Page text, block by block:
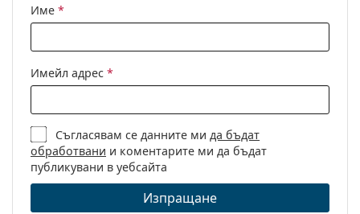
Име *
Имейл адрес *
Съгласявам се данните ми да бъдат
обработвани и коментарите ми да бъдат
публикувани в уебсайта
Изпращане